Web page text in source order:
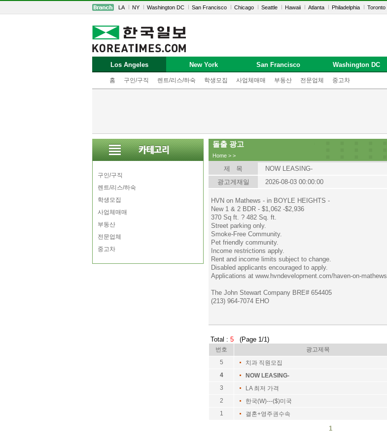
LA NY Washington DC San Francisco Chicago Seattle Hawaii Atlanta Philadelphia Toronto
Los Angeles
홈 구인/구직 렌트/리스/하숙 학생모집 사업체매매 부동산 전문업체 중고차
New York San Francisco Washington DC
구인/구직
렌트/리스/하숙
학생모집
사업체매매
부동산
전문업체
중고차
돌출 광고
Home > >
제 목
NOW LEASING-
광고게재일
2026-08-03 00:00:00
HVN on Mathews - in BOYLE HEIGHTS -
New 1 & 2 BDR - $1,062 -$2,936
370 Sq ft. ? 482 Sq. ft.
Street parking only.
Smoke-Free Community.
Pet friendly community.
Income restrictions apply.
Rent and income limits subject to change.
Disabled applicants encouraged to apply.
Applications at www.hvndevelopment.com/haven-on-mathews
The John Stewart Company BRE# 654405
(213) 964-7074 EHO
Total : 5 (Page 1/1)
번호 광고제목
5
치과 직원모집
4
NOW LEASING-
3
LA 최저 가격
2
한국(W)---($)미국
1
결혼+영주권수속
1